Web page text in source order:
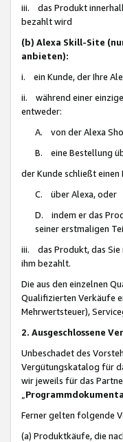
iii. das Produkt
bezahlt wird
(b) Alexa Skill-Site
anbieten):
i. ein Kunde, der Ihre
ii. während einer
entweder:
A. von der Alexa
B. eine Bestellung
der Kunde schließt
C. über Alexa, oder
D. indem er das
seiner erstmaligen
iii. das Produkt, das Sie
ihm bezahlt.
Die aus den einzelnen
Qualifizierten Verkäufe
Mehrwertsteuer),
2. Ausgeschlossene
Unbeschadet des
Vergütungskatalog für
wir jeweils für das
Ferner gelten folgende
(a) Produktkäufe, die